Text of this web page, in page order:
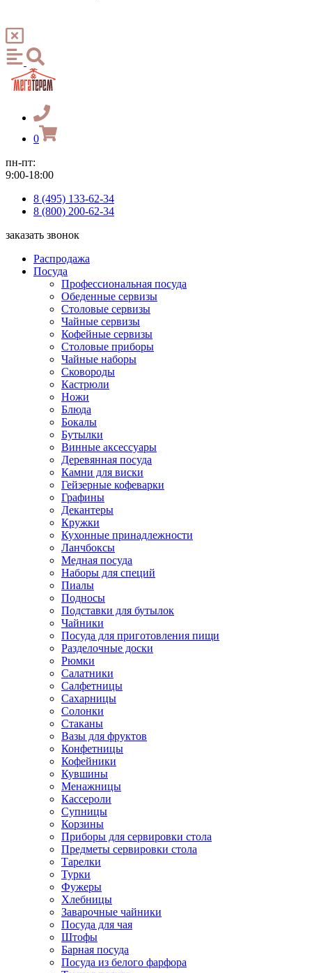
0
пн-пт:
9:00-18:00
8 (495) 133-62-34
8 (800) 200-62-34
заказать звонок
Распродажа
Посуда
Профессиональная посуда
Обеденные сервизы
Столовые сервизы
Чайные сервизы
Кофейные сервизы
Столовые приборы
Чайные наборы
Сковороды
Кастрюли
Ножи
Блюда
Бокалы
Бутылки
Винные аксессуары
Деревянная посуда
Камни для виски
Гейзерные кофеварки
Графины
Декантеры
Кружки
Кухонные принадлежности
Ланчбоксы
Медная посуда
Наборы для специй
Пиалы
Подносы
Подставки для бутылок
Чайники
Посуда для приготовления пищи
Разделочные доски
Рюмки
Салатники
Салфетницы
Сахарницы
Солонки
Стаканы
Вазы для фруктов
Конфетницы
Кофейники
Кувшины
Менажницы
Кассероли
Супницы
Корзины
Приборы для сервировки стола
Предметы сервировки стола
Тарелки
Турки
Фужеры
Хлебницы
Заварочные чайники
Посуда для чая
Штофы
Барная посуда
Посуда из белого фарфора